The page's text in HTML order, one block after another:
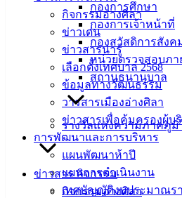
กิจกรรมอ่างศิลา
ข่าวเด่น
ข่าวสารน่ารู้
เลือกตั้งเทศบาล 2568
ข้อมูลทางวัฒนธรรม
วารสารเมืองอ่างศิลา
ข่าวสารเพื่อคุ้มครองผู้บ
การพัฒนาและการบริหาร
แผนพัฒนาห้าปี
แผนการดำเนินงาน
เทศบัญญัติงบประมาณร
กองการศึกษา
กองการเจ้าหน้าที่
กองสวัสดิการสังค
หน่วยตรวจสอบภา
สถานธนานุบาล
รางวัลแห่งความภาคภูมิ
ข่าวสาร กิจกรรม
กิจกรรมอ่างศิลา
เมืองอ่าง
สำนักงาน
เทศบาลเมือง
อ่างศิลา 90/338
ม.3 ต.เสม็ด
อ.เมือง จ.ชลบุรี